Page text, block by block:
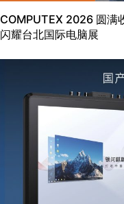
COMPUTEX 2026 圆满
闪耀台北国际电脑展